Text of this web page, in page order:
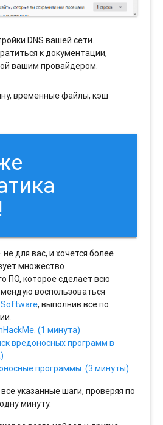
DNS вашей сети.
к документации,
вашим провайдером.
временные файлы, кэш
для вас, и хочется более
множество
ПО, которое сделает всю
воспользоваться
Software, выполнив все по
(1 минута)
вредоносных программ в
программы. (3 минуты)
указанные шаги, проверяя по
минуту.